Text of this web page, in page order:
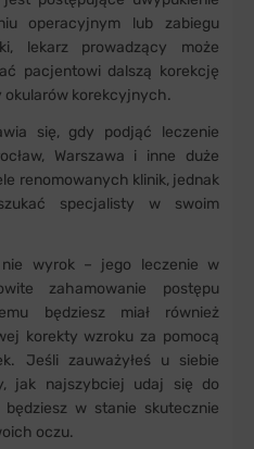
operacyjnym lub zabiegu
lekarz prowadzący może
pacjentowi dalszą korekcję
okularów korekcyjnych.
się, gdy podjąć leczenie
Warszawa i inne duże
renomowanych klinik, jednak
specjalisty w swoim
wyrok – jego leczenie w
zahamowanie postępu
będziesz miał również
korekty wzroku za pomocą
Jeśli zauważyłeś u siebie
jak najszybciej udaj się do
w stanie skutecznie
oczu.